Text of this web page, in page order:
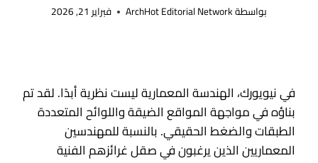
بواسطةArchHot Editorial Network فبراير 21, 2026
في نيويورك، الهندسة المعمارية ليست نظرية أبدًا. لقد تم
بناؤه في مواجهة المواقع الضيقة واللوائح المتعددة
الطبقات والضغط الحقيقي. بالنسبة للمهندسين
المعماريين الذين يرغبون في صقل غرائزهم الفنية